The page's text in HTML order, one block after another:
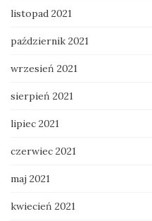
listopad 2021
październik 2021
wrzesień 2021
sierpień 2021
lipiec 2021
czerwiec 2021
maj 2021
kwiecień 2021